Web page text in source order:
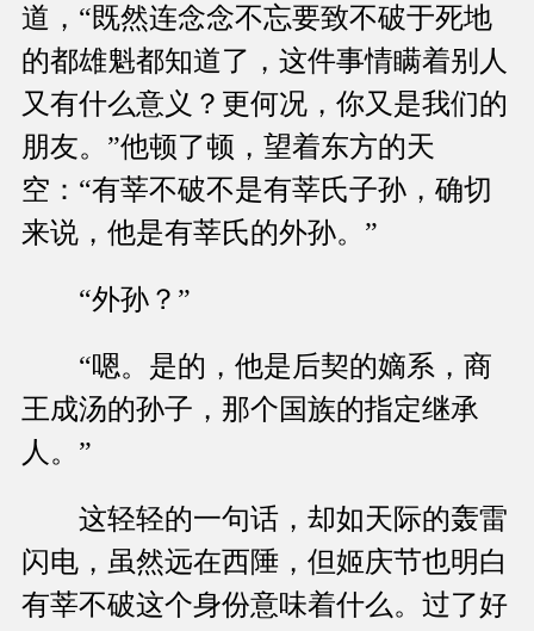
道，“既然连念念不忘要致不破于死地
的都雄魁都知道了，这件事情瞒着别人
又有什么意义？更何况，你又是我们的
朋友。”他顿了顿，望着东方的天
空：“有莘不破不是有莘氏子孙，确切
来说，他是有莘氏的外孙。”
“外孙？”
“嗯。是的，他是后契的嫡系，商
王成汤的孙子，那个国族的指定继承
人。”
这轻轻的一句话，却如天际的轰雷
闪电，虽然远在西陲，但姬庆节也明白
有莘不破这个身份意味着什么。过了好